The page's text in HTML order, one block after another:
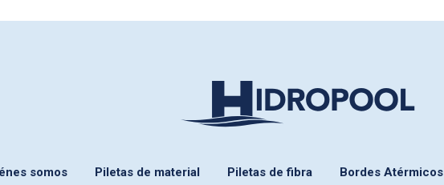
somos Piletas de material Piletas de fibra Bordes Atérmicos